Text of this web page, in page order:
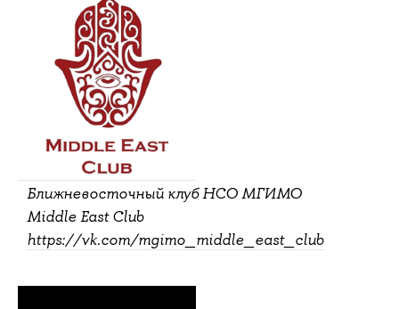
Ближневосточный клуб НСО МГИМО
Middle East Club
https://vk.com/mgimo_middle_east_club